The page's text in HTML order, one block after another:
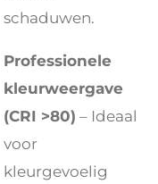
schaduwen.
Professionele
kleurweergave
(CRI >80) – Ideaal
voor
kleurgevoelig